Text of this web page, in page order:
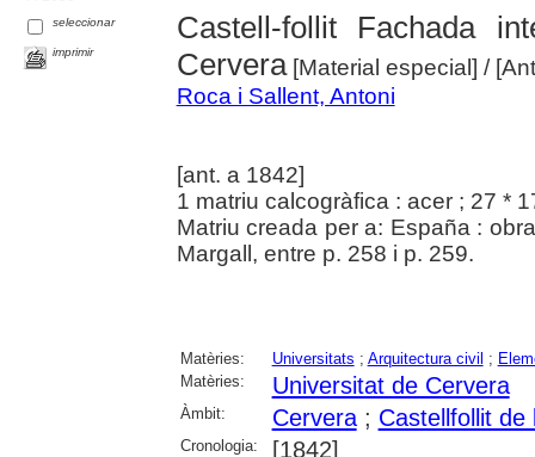
seleccionar
imprimir
Castell-follit Fachada
Cervera[Material especial] /
Roca i Sallent, Antoni
[ant. a 1842]
1 matriu calcogràfica : acer ; 27 *
Matriu creada per a: España :
Margall, entre p. 258 i p. 259.
Matèries: Universitats ; Arquitectura civil ;
Matèries:
Universitat de Cervera
Àmbit: Cervera; Castellfollit de
Cronologia: [1842]